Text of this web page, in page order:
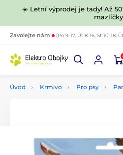
☀️ Letní výprodej je tady! Až
Zavolejte nám (Po 9-17, Út 8-16, St 10-18,
Úvod Krmivo Pro psy